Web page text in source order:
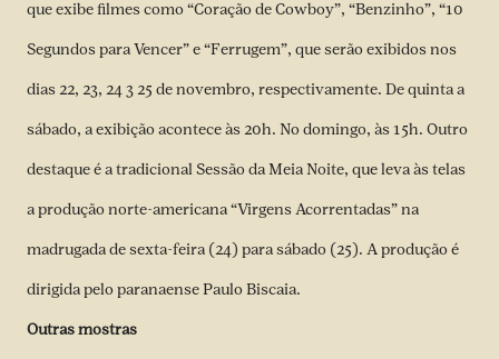
que exibe filmes como “Coração de Cowboy”, “Benzinho”, “10
Segundos para Vencer” e “Ferrugem”, que serão exibidos nos
dias 22, 23, 24 3 25 de novembro, respectivamente. De quinta a
sábado, a exibição acontece às 20h. No domingo, às 15h. Outro
destaque é a tradicional Sessão da Meia Noite, que leva às telas
a produção norte-americana “Virgens Acorrentadas” na
madrugada de sexta-feira (24) para sábado (25). A produção é
dirigida pelo paranaense Paulo Biscaia.
Outras mostras